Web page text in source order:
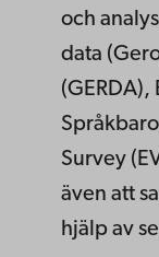
och
data
Survey
även att
hjälp av